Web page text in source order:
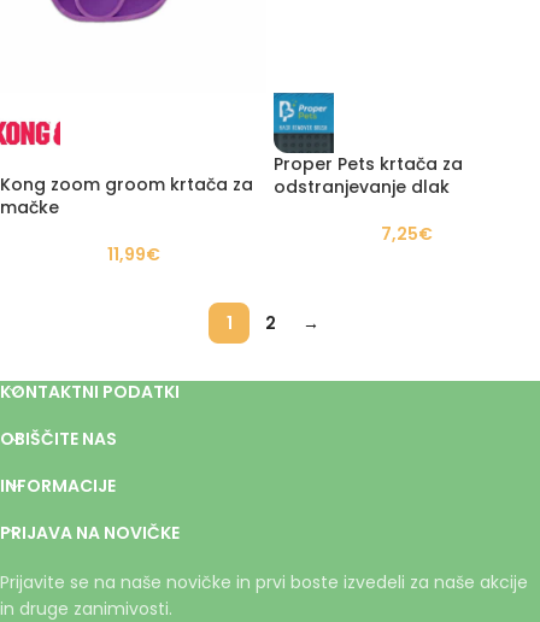
Kong zoom groom krtača za
mačke
11,99€
Proper Pets krtača za
odstranjevanje dlak
7,25€
1 2 →
KONTAKTNI PODATKI
OBIŠČITE NAS
INFORMACIJE
PRIJAVA NA NOVIČKE
Prijavite se na naše novičke in prvi boste izvedeli za naše akcije
in druge zanimivosti.